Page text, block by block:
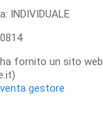
INDIVIDUALE
fornito un sito web
gestore